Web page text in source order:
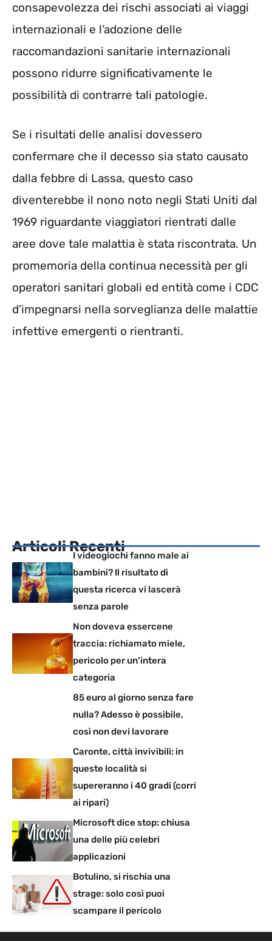
consapevolezza dei rischi associati ai viaggi
internazionali e l’adozione delle
raccomandazioni sanitarie internazionali
possono ridurre significativamente le
possibilità di contrarre tali patologie.
Se i risultati delle analisi dovessero
confermare che il decesso sia stato causato
dalla febbre di Lassa, questo caso
diventerebbe il nono noto negli Stati Uniti dal
1969 riguardante viaggiatori rientrati dalle
aree dove tale malattia è stata riscontrata. Un
promemoria della continua necessità per gli
operatori sanitari globali ed entità come i CDC
d’impegnarsi nella sorveglianza delle malattie
infettive emergenti o rientranti.
Articoli Recenti
I videogiochi fanno male ai
bambini? Il risultato di
questa ricerca vi lascerà
senza parole
Non doveva essercene
traccia: richiamato miele,
pericolo per un’intera
categoria
85 euro al giorno senza fare
nulla? Adesso è possibile,
così non devi lavorare
Caronte, città invivibili: in
queste località si
supereranno i 40 gradi (corri
ai ripari)
Microsoft dice stop: chiusa
una delle più celebri
applicazioni
Botulino, si rischia una
strage: solo così puoi
scampare il pericolo